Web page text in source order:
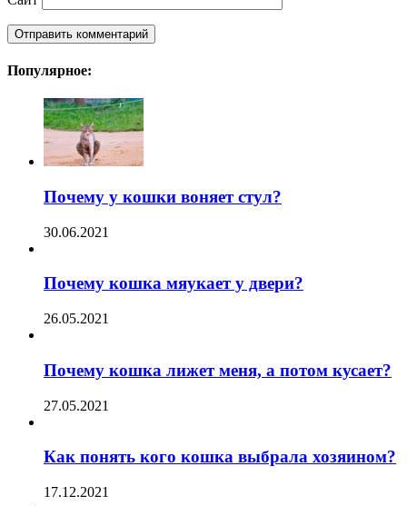
Популярное:
Почему у кошки воняет стул?
30.06.2021
Почему кошка мяукает у двери?
26.05.2021
Почему кошка лижет меня, а потом кусает?
27.05.2021
Как понять кого кошка выбрала хозяином?
17.12.2021